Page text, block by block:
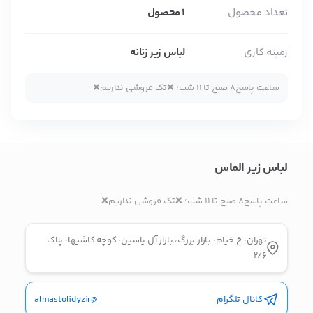
تعداد محصول 1 محصول
زمینه کاری لباس زیر زنانه
ساعت پاسخ8 صبح تا 11 شب؛ ❌تک فروشی نداریم❌
صحت موارد ذکر شده بر عهده فرد آگهی دهنده می باشد.
لباس زیر الماس
ساعت پاسخ8 صبح تا 11 شب؛ ❌تک فروشی نداریم❌
تهران، خ خیام، بازار بزرگ، بازار آل یاسین، کوچه کاشیها، پلاک
2/6
کانال تلگرام @almastolidyzir